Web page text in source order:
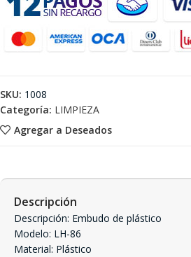
Agregar a Deseados
SKU: 1008
Categoría: LIMPIEZA
Descripción
Descripción: Embudo de plástico
Modelo: LH-86
Material: Plástico